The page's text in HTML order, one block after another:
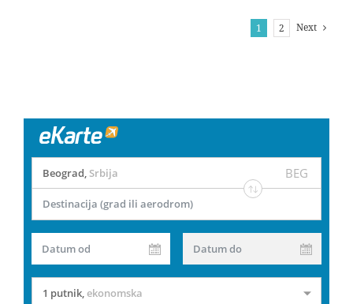
1 2 Next
Beograd, Srbija BEG
Destinacija (grad ili aerodrom)
Datum od Datum do
1 putnik,ekonomska